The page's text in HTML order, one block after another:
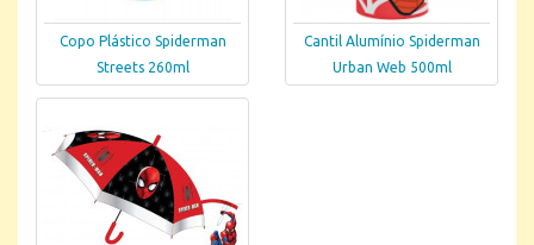
Copo Plástico Spiderman
Streets 260ml
Cantil Alumínio Spiderman
Urban Web 500ml